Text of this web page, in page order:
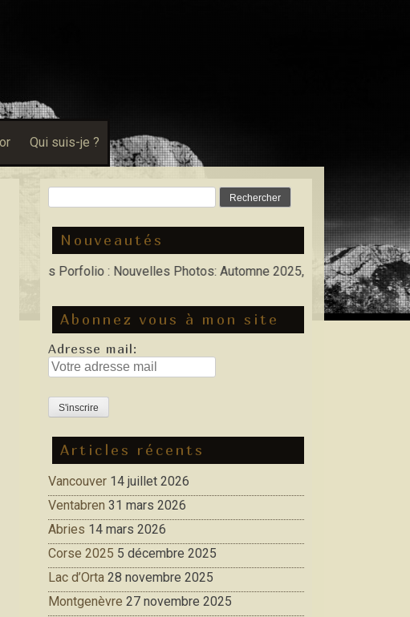
Qui suis-je ?
Nouveautés
Porfolio : Nouvelles Photos: Automne 2025, Hiver 2026
Abonnez vous à mon site
Adresse mail:
Articles récents
Vancouver 14 juillet 2026
Ventabren 31 mars 2026
Abries 14 mars 2026
Corse 2025 5 décembre 2025
Lac d’Orta 28 novembre 2025
Montgenèvre 27 novembre 2025